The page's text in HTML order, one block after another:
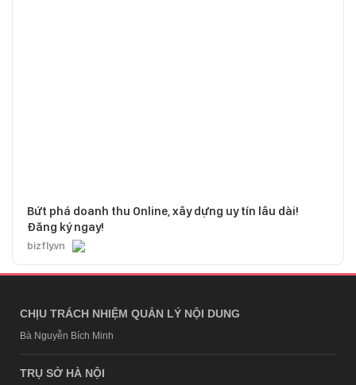
Bứt phá doanh thu Online, xây dựng uy tín lâu dài!
Đăng ký ngay!
bizfly.vn
CHỊU TRÁCH NHIỆM QUẢN LÝ NỘI DUNG
Bà Nguyễn Bích Minh
TRỤ SỞ HÀ NỘI